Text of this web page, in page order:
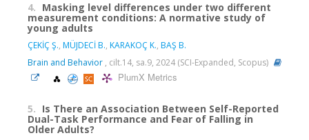
4. Masking level differences under two different
measurement conditions: A normative study of
young adults
ÇEKİÇ Ş., MÜJDECİ B., KARAKOÇ K., BAŞ B.
Brain and Behavior , cilt.14, sa.9, 2024 (SCI-Expanded, Scopus)
PlumX Metrics
5. Is There an Association Between Self-Reported
Dual-Task Performance and Fear of Falling in
Older Adults?